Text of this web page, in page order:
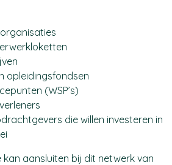
opleidingsfondsen
(WSP’s)
die willen investeren in
aansluiten bij dit netwerk van